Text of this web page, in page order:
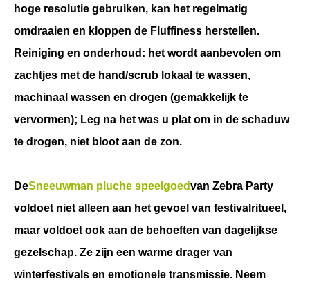
hoge resolutie gebruiken, kan het regelmatig
omdraaien en kloppen de Fluffiness herstellen.
Reiniging en onderhoud: het wordt aanbevolen om
zachtjes met de hand/scrub lokaal te wassen,
machinaal wassen en drogen (gemakkelijk te
vervormen); Leg na het was u plat om in de schaduw
te drogen, niet bloot aan de zon.
DeSneeuwman pluche speelgoedvan Zebra Party
voldoet niet alleen aan het gevoel van festivalritueel,
maar voldoet ook aan de behoeften van dagelijkse
gezelschap. Ze zijn een warme drager van
winterfestivals en emotionele transmissie. Neem